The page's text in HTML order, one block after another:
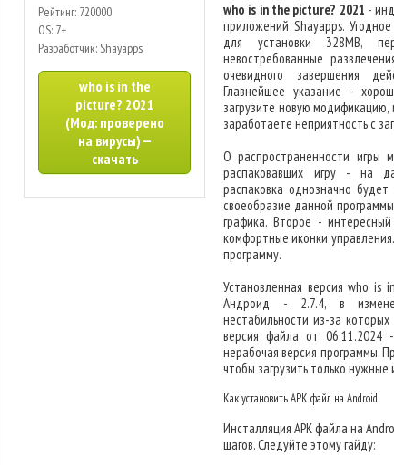
Рейтинг: 720000
OS: 7+
Разработчик: Shayapps
who is in the
picture? 2021
(Мод: проверено
на вирусы) —
скачать
who is in the picture? 2021 -
приложений Shayapps.
для установки 328MB,
невостребованные
очевидного завершения
Главнейшее указание -
загрузите новую
заработаете неприятность с
О распространенности игры
распаковавших игру - на
распаковка однозначно
своеобразие данной
графика. Второе -
комфортные иконки
программу.
Установленная версия who
Андроид - 2.7.4, в
нестабильности из-за
версия файла от 06.11.2024 -
нерабочая версия программы.
чтобы загрузить только
Как установить APK файл на Android
Инсталляция APK файла на
шагов. Следуйте этому гайду: